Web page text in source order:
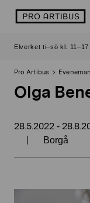
logo
Elverket ti–sö kl.
Pro Artibus
Olga
28.5.2022 -
| Borgå